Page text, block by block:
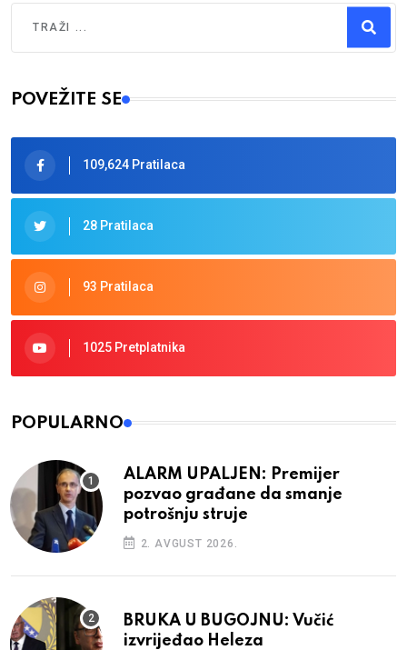
Type 2 or more characters for results.
POVEŽITE SE
109,624 Pratilaca
28 Pratilaca
93 Pratilaca
1025 Pretplatnika
POPULARNO
ALARM UPALJEN: Premijer
pozvao građane da smanje
potrošnju struje
2. AVGUST 2026.
BRUKA U BUGOJNU: Vučić
izvrijeđao Heleza